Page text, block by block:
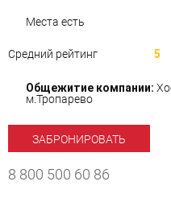
Места есть
Средний рейтинг 5
Общежитие компании:
м.Тропарево
ЗАБРОНИРОВАТЬ
8 800 500 60 86